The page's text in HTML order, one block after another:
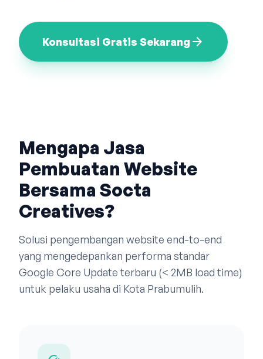
Konsultasi Gratis Sekarang arrow_forward
Mengapa Jasa
Pembuatan Website
Bersama Socta
Creatives?
Solusi pengembangan website end-to-end
yang mengedepankan performa standar
Google Core Update terbaru (< 2MB load time)
untuk pelaku usaha di Kota Prabumulih.